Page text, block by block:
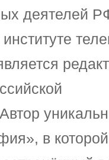
деятелей
в